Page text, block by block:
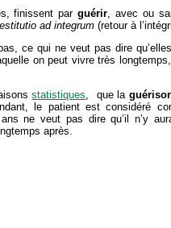
finissent parguérir, avec ou
ad integrum (retour à
ce qui ne veut pas dire
on peut vivre très
statistiques, que la
le patient est considéré
ne veut pas dire qu’il n’y
après.